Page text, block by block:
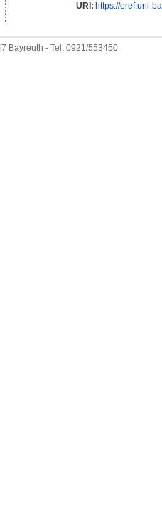
URI: https://eref.uni-
Bayreuth - Tel. 0921/553450